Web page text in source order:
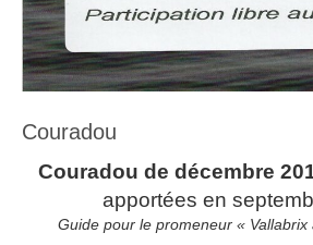
Couradou
Couradou de décembre
apportées en
Guide pour le promeneur « Vallabrix